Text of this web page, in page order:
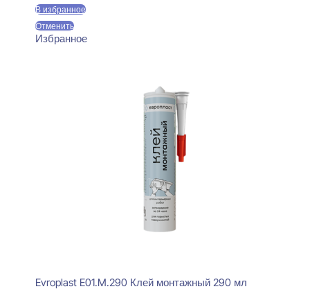
В избранное
Отменить
Избранное
Evroplast E01.M.290 Клей монтажный 290 мл